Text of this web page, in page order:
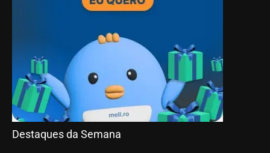
Destaques da Semana